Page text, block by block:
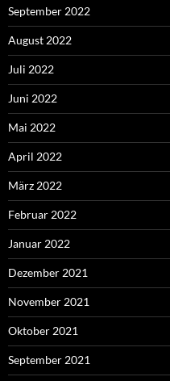
September 2022
August 2022
Juli 2022
Juni 2022
Mai 2022
April 2022
März 2022
Februar 2022
Januar 2022
Dezember 2021
November 2021
Oktober 2021
September 2021